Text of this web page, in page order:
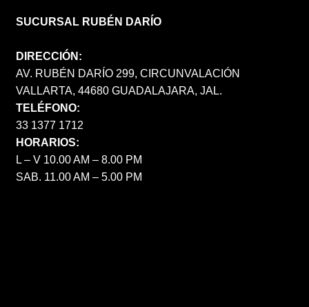
SUCURSAL RUBÉN DARÍO
DIRECCIÓN:
AV. RUBÉN DARÍO 299, CIRCUNVALACIÓN
VALLARTA, 44680 GUADALAJARA, JAL.
TELÉFONO:
33 1377 1712
HORARIOS:
L – V 10.00 AM – 8.00 PM
SAB. 11.00 AM – 5.00 PM